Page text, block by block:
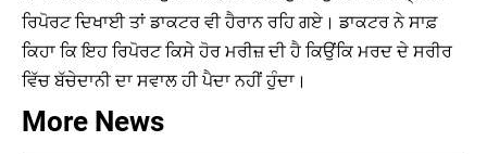
ਰਿਪੋਰਟ ਦਿਖਾਈ ਤਾਂ ਡਾਕਟਰ ਵੀ ਹੈਰਾਨ ਰਹਿ ਗਏ। ਡਾਕਟਰ ਨੇ ਸਾਫ਼
ਕਿਹਾ ਕਿ ਇਹ ਰਿਪੋਰਟ ਕਿਸੇ ਹੋਰ ਮਰੀਜ਼ ਦੀ ਹੈ ਕਿਉਂਕਿ ਮਰਦ ਦੇ ਸਰੀਰ
ਵਿੱਚ ਬੱਚੇਦਾਨੀ ਦਾ ਸਵਾਲ ਹੀ ਪੈਦਾ ਨਹੀਂ ਹੁੰਦਾ।
More News